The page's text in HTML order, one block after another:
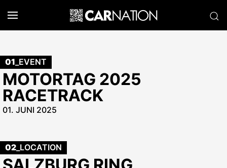
01 _EVENT
MOTORTAG 2025
RACETRACK
01. JUNI 2025
02 _LOCATION